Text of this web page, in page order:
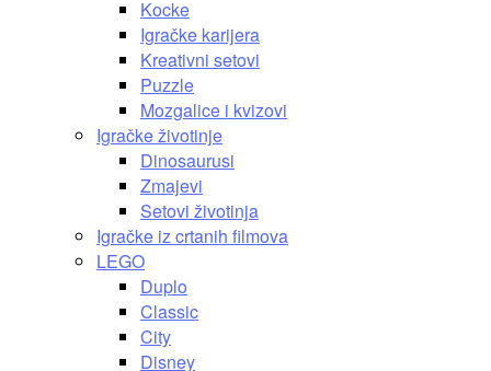
Kocke
Igračke karijera
Kreativni setovi
Puzzle
Mozgalice i kvizovi
Igračke životinje
Dinosaurusi
Zmajevi
Setovi životinja
Igračke iz crtanih filmova
LEGO
Duplo
Classic
City
Disney